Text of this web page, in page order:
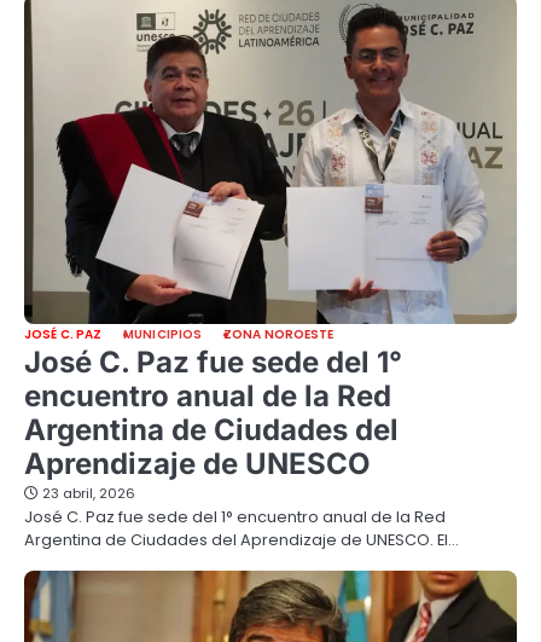
JOSÉ C. PAZ MUNICIPIOS ZONA NOROESTE
José C. Paz fue sede del 1°
encuentro anual de la Red
Argentina de Ciudades del
Aprendizaje de UNESCO
23 abril, 2026
José C. Paz fue sede del 1° encuentro anual de la Red
Argentina de Ciudades del Aprendizaje de UNESCO. El…